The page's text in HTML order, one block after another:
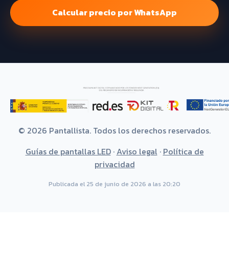
Calcular precio por WhatsApp
© 2026 Pantallista. Todos los derechos reservados.
Guías de pantallas LED· Aviso legal · Política de
privacidad
Publicada el 25 de junio de 2026 a las 20:20